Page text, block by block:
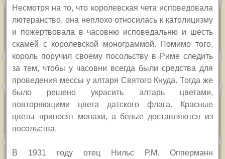
Несмотря на то, что королевская чета исповедовала
лютеранство, она неплохо относилась к католицизму
и пожертвовала в часовню исповедальню и шесть
скамей с королевской монограммой. Помимо того,
король поручил своему посольству в Риме следить
за тем, чтобы у часовни всегда были средства для
проведения мессы у алтаря Святого Кнуда. Тогда же
было решено украсить алтарь цветами,
повторяющими цвета датского флага. Красные
цветы приносят монахи, а белые доставляются из
посольства.
В 1931 году отец Нильс Р.М. Опперманн